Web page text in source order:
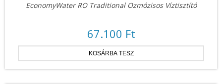
EconomyWater RO Traditional Ozmózisos Víztisztító
67.100 Ft